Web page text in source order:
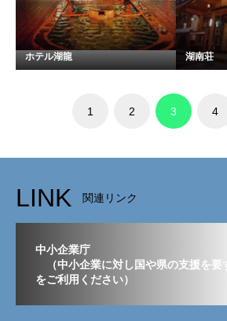
ホテル湖龍 湖南荘
1 2 3 4
LINK 関連リンク
中小企業庁
（中小企業に対し国や県の支援を要
をご利用ください）